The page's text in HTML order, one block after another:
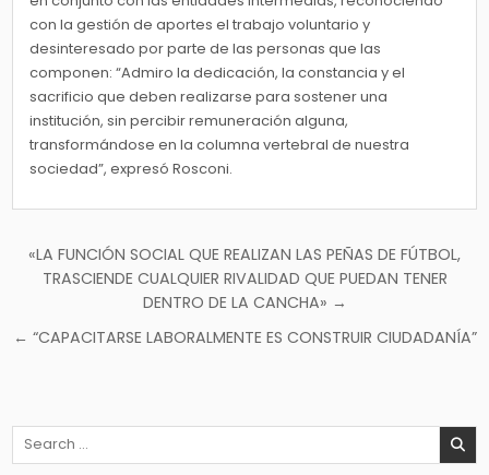
con la gestión de aportes el trabajo voluntario y
desinteresado por parte de las personas que las
componen: “Admiro la dedicación, la constancia y el
sacrificio que deben realizarse para sostener una
institución, sin percibir remuneración alguna,
transformándose en la columna vertebral de nuestra
sociedad”, expresó Rosconi.
Navegación
de
entradas
«LA FUNCIÓN SOCIAL QUE REALIZAN LAS PEÑAS DE FÚTBOL,
TRASCIENDE CUALQUIER RIVALIDAD QUE PUEDAN TENER
DENTRO DE LA CANCHA» →
← “CAPACITARSE LABORALMENTE ES CONSTRUIR CIUDADANÍA”
Search